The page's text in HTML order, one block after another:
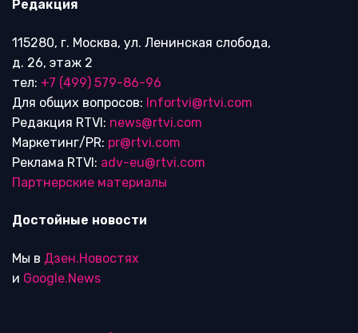
Редакция
115280, г. Москва, ул. Ленинская слобода,
д. 26, этаж 2
тел: +7 (499) 579-86-96
Для общих вопросов: Infortvi@rtvi.com
Редакция RTVI: news@rtvi.com
Маркетинг/PR: pr@rtvi.com
Реклама RTVI: adv-eu@rtvi.com
Партнерские материалы
Достойные новости
Мы в Дзен.Новостях
и Google.News